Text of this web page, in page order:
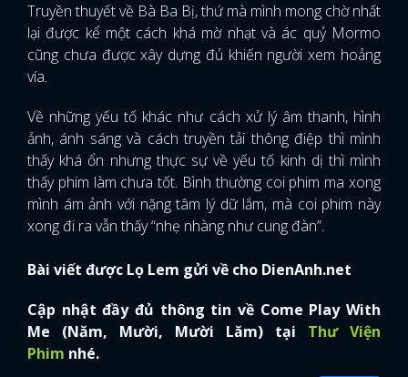
Truyền thuyết về Bà Ba Bị, thứ mà mình mong chờ nhất
lại được kể một cách khá mờ nhạt và ác quỷ Mormo
cũng chưa được xây dựng đủ khiến người xem hoảng
vía.
Về những yếu tố khác như cách xử lý âm thanh, hình
ảnh, ánh sáng và cách truyền tải thông điệp thì mình
thấy khá ổn nhưng thực sự về yếu tố kinh dị thì mình
thấy phim làm chưa tốt. Bình thường coi phim ma xong
mình ám ảnh với nặng tâm lý dữ lắm, mà coi phim này
xong đi ra vẫn thấy “nhẹ nhàng như cung đàn”.
Bài viết được Lọ Lem gửi về cho DienAnh.net
Cập nhật đầy đủ thông tin về Come Play With
Me (Năm, Mười, Mười Lăm) tại Thư Viện
Phim nhé.